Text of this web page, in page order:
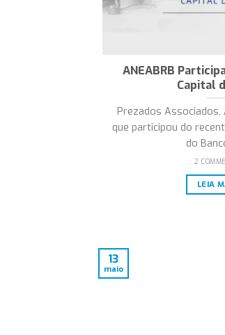
ANEABRB
Capital
Prezados Associados,
que participou do
do
2
LEIA
13
maio